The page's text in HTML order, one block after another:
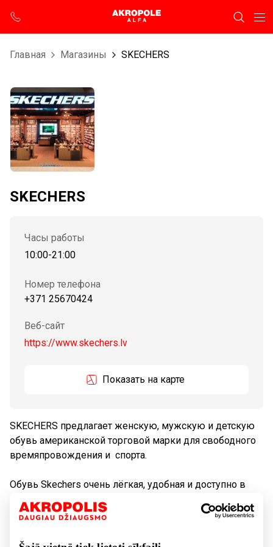
Главная Магазины SKECHERS
SKECHERS
Часы работы
10:00-21:00
Номер телефона
+371 25670424
Веб-сайт
https://www.skechers.lv
Показать на карте
SKECHERS предлагает женскую, мужскую и детскую
обувь американской торговой марки для свободного
времяпровождения и спорта.
Обувь Skechers очень лёгкая, удобная и доступно в
разных ярких цветовых гаммах